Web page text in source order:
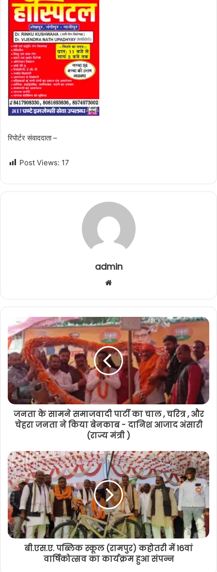
रिपोर्टर संवाददाता –
Post Views: 17
admin
b
s
i
t
e
जनता के सामने समाजवादी पार्टी का चाल , चरित्र , और
चेहरा जनता ने किया बेनकाब - दानिश आजाद अंसारी
(राज्य मंत्री )
बी.एस.ए. पब्लिक स्कूल (रामपुर) कहोतरी में 16वां
वार्षिकोत्सव का कार्यक्रम हुआ संपन्न